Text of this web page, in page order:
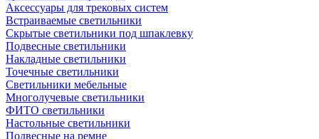
Аксессуары для трековых систем
Встраиваемые светильники
Скрытые светильники под шпаклевку
Подвесные светильники
Накладные светильники
Точечные светильники
Светильники мебельные
Многолучевые светильники
ФИТО светильники
Настольные светильники
Подвесные на ремне